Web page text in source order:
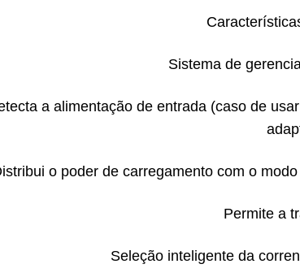
Sistema de
a alimentação de entrada (caso de
o poder de carregamento com o
Permite a
Seleção inteligente da